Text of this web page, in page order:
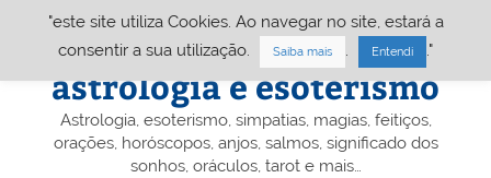
Portal A&E – Portal
astrologia e esoterismo
Astrologia, esoterismo, simpatias, magias, feitiços,
orações, horóscopos, anjos, salmos, significado dos
sonhos, oráculos, tarot e mais…
"este site utiliza Cookies. Ao navegar no site, estará a
consentir a sua utilização.
Saiba mais Entendi ."